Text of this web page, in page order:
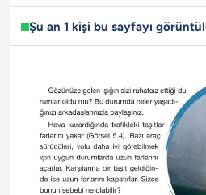
Şu an 1 kişi bu sayfayı